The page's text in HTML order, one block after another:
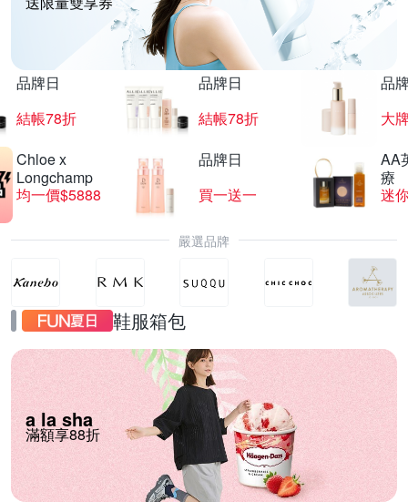
品牌日
結帳78折
品牌日
結帳78折
品
大
Chloe x
Longchamp
均一價$5888
品牌日
買一送一
AA
療
嚴選品牌
鞋服箱包
a la sha
滿額享88折